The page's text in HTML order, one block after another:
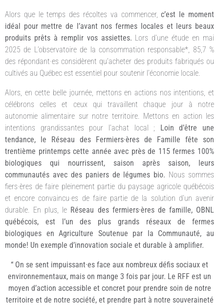
Alors que le temps des récoltes va commencer, c’est le moment
idéal pour mettre de l’avant nos fermes locales et leurs beaux
produits prêts à remplir vos assiettes. Lors d’une étude en mai
2025 de L’observatoire de la consommation responsable*, 85,7 %
des répondant·es considèrent qu’acheter des produits fabriqués ou
cultivés au Québec est essentiel pour soutenir l’économie locale.
Alors, en cette belle journée, mettons en actions nos intentions, et
célébrons celles et ceux qui travaillent chaque jour à notre
autonomie alimentaire sur notre territoire. Mettons en action les
intentions grandissantes pour l’achat local ; Loin d’être une
tendance, le Réseau des Fermiers·ères de Famille fête son
trentième printemps cette année avec près de 115 fermes 100%
biologiques qui nourrissent, saison après saison, leurs
communautés avec des paniers de légumes bio. Nous sommes
fiers·ères de faire pleinement partie du paysage agricole québécois
et encore convaincu·es de faire partie de la solution d’un avenir
durable. En plus, le Réseau des fermiers·ères de famille, OBNL
québécois, est l’un des plus grands réseaux de fermes
biologiques en Agriculture Soutenue par la Communauté, au
monde! Un exemple d’innovation sociale et durable à amplifier.
“ On se sent impuissant·es face aux nombreux défis sociaux et
environnementaux, mais on mange 3 fois par jour. Le RFF est un
moyen d’action accessible et concret pour prendre soin de notre
territoire et de notre société, et prendre part à notre souveraineté